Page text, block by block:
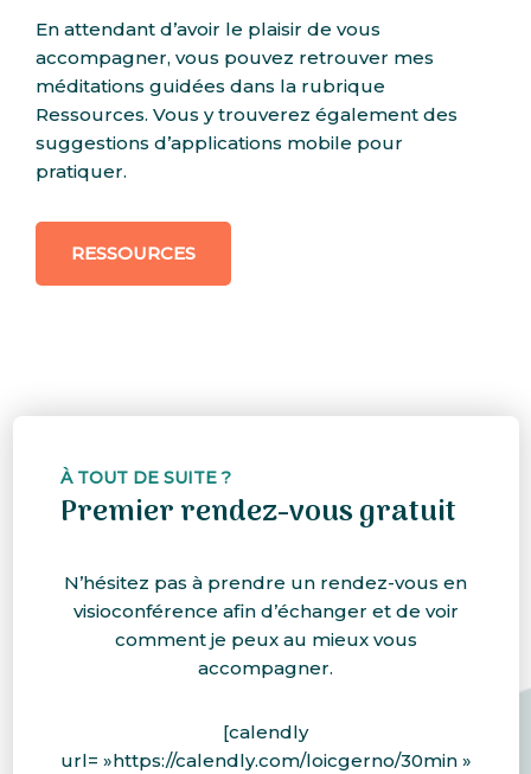
En attendant d’avoir le plaisir de vous
accompagner, vous pouvez retrouver mes
méditations guidées dans la rubrique
Ressources. Vous y trouverez également des
suggestions d’applications mobile pour
pratiquer.
RESSOURCES
À TOUT DE SUITE ?
Premier rendez-vous gratuit
N’hésitez pas à prendre un rendez-vous en
visioconférence afin d’échanger et de voir
comment je peux au mieux vous
accompagner.
[calendly
url= »https://calendly.com/loicgerno/30min »